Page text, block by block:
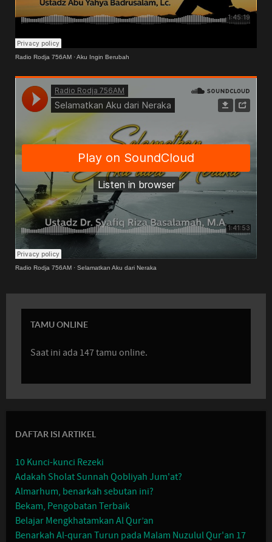
Radio Rodja 756AM ·Aku Ingin Berubah
Radio Rodja 756AM · Selamatkan Aku dari Neraka
TAMU ONLINE
Saat ini ada 147 tamu online.
DAFTAR ISI ARTIKEL
10 Kunci-kunci Rezeki
Adakah Sholat Sunnah Qobliyah Jum'at?
Almarhum, benarkah sebutan ini?
Bekam, Pengobatan Terbaik
Belajar Mengkhatamkan Al Qur’an
Benarkah Al-quran Turun pada Malam Nuzulul Qur'an 17